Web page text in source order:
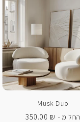
Musk Duo
החל מ -
350.00 ₪